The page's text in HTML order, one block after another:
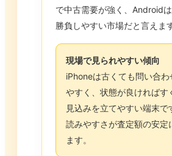
で中古需要が強く、Android
勝負しやすい市場だと言えます
現場で見られやすい傾向
iPhoneは古くても問い合わ
やすく、状態が良ければす
見込みを立てやすい端末で
読みやすさが査定額の安定
ます。